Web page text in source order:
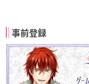
事前登録